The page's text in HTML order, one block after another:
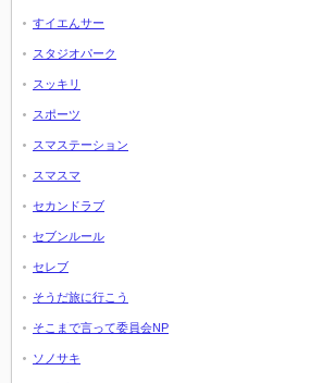
すイエんサー
スタジオパーク
スッキリ
スポーツ
スマステーション
スマスマ
セカンドラブ
セブンルール
セレブ
そうだ旅に行こう
そこまで言って委員会NP
ソノサキ